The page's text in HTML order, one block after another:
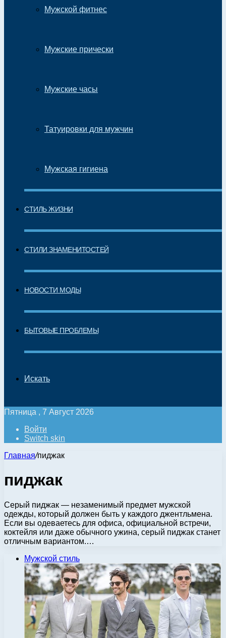
Мужской фитнес
Мужские прически
Мужские часы
Татуировки для мужчин
Мужская гигиена
СТИЛЬ ЖИЗНИ
СТИЛИ ЗНАМЕНИТОСТЕЙ
НОВОСТИ МОДЫ
БЫТОВЫЕ ПРОБЛЕМЫ
Искать
Пятница , 7 Август 2026
Войти
Switch skin
Главная/пиджак
пиджак
Серый пиджак — незаменимый предмет мужской
одежды, который должен быть у каждого джентльмена.
Если вы одеваетесь для офиса, официальной встречи,
коктейля или даже обычного ужина, серый пиджак станет
отличным вариантом.…
Мужской стиль